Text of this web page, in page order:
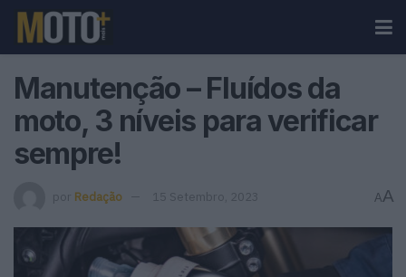
Manutenção – Fluídos da
moto, 3 níveis para verificar
sempre!
por Redação 15 Setembro, 2023 AA